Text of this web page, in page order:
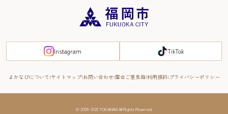
FUKUOKA EAST&WEST COAST
Instagram TikTok
よかなびについて サイトマップ お問い合わせ 屋台ご意見箱 利用規約 プライバシーポリシー
© 2008-2025 YOKANAVI All Rights Reserved.